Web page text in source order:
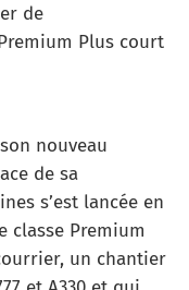
de
Plus court
nouveau
de sa
s’est lancée en
classe Premium
un chantier